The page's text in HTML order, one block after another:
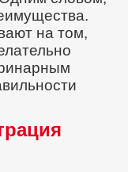
на том,